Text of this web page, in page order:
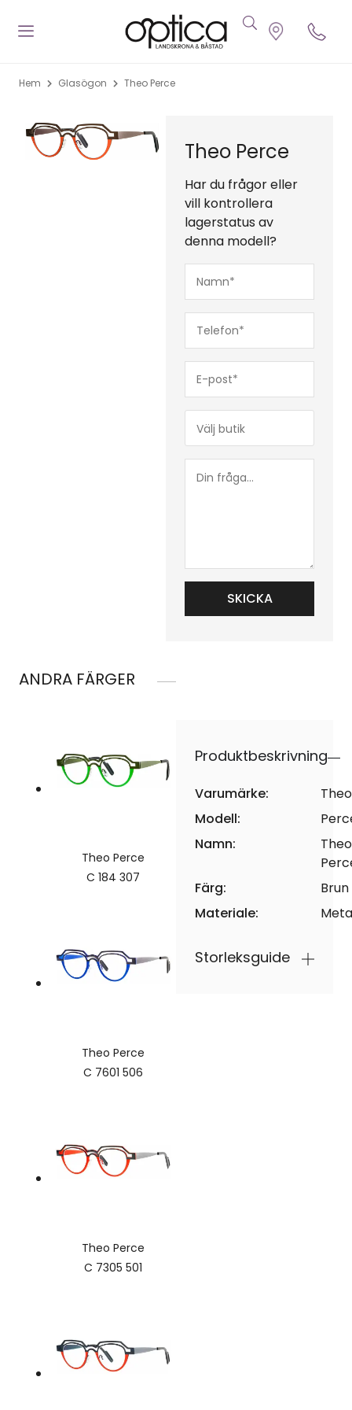
Hem Glasögon Theo Perce
Theo Perce
Har du frågor eller
vill kontrollera
lagerstatus av
denna modell?
post*
(Obligatoriskt)
(Obligatoriskt)
fråga...
ANDRA FÄRGER
Theo Perce
C 184 307
Theo Perce
C 7601 506
Theo Perce
C 7305 501
Produktbeskrivning
Varumärke:
Theo
Modell:
Namn:
Theo
Färg:
Brun
Materiale:
Storleksguide